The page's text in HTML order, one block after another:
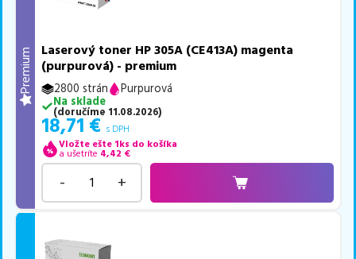
Premium
Laserový toner HP 305A (CE413A) magenta
(purpurová) - premium
2800 strán
Purpurová
Na sklade
(doručíme 11.08.2026)
18,71 € s DPH
Vložte ešte 1ks do košíka
a ušetríte 4,42 €
- +